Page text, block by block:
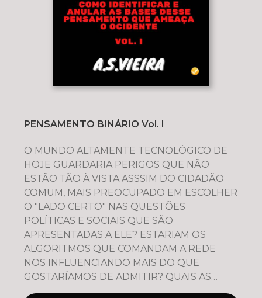
PENSAMENTO BINÁRIO Vol. I
O MUNDO ALTAMENTE TECNOLÓGICO DE
HOJE GUARDARIA PERIGOS QUE NÃO
ESTÃO TÃO À VISTA ASSSIM DO CIDADÃO
COMUM, MAIS PREOCUPADO EM ESCOLHER
O "LADO CERTO" NAS QUESTÕES
POLÍTICAS E SOCIAIS QUE SÃO
APRESENTADAS A ELE? ESTARIAM OS
ALGORITMOS QUE COMANDAM A REDE
NOS INFLUENCIANDO MAIS DO QUE
GOSTARÍAMOS DE ADMITIR? QUAIS AS